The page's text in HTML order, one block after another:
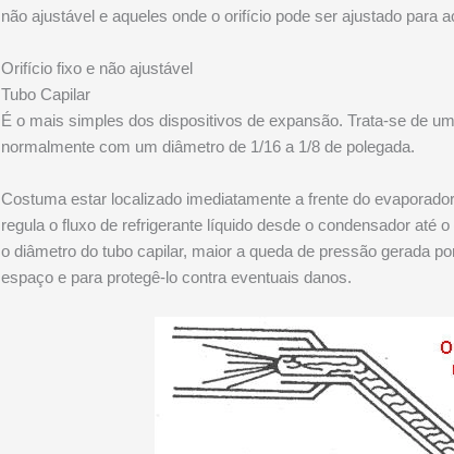
não ajustável e aqueles onde o orifício pode ser ajustado para
Orifício fixo e não ajustável
Tubo Capilar
É o mais simples dos dispositivos de expansão. Trata-se de
normalmente com um diâmetro de 1/16 a 1/8 de polegada.
Costuma estar localizado imediatamente a frente do
regula o fluxo de refrigerante líquido desde o condensador até
o diâmetro do tubo capilar, maior a queda de pressão gerada
espaço e para protegê-lo contra eventuais danos.